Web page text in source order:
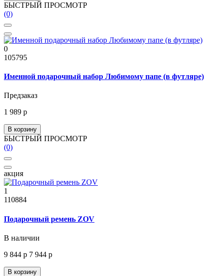
БЫСТРЫЙ ПРОСМОТР
(0)
0
105795
Именной подарочный набор Любимому папе (в футляре)
Предзаказ
1 989 р
В корзину
БЫСТРЫЙ ПРОСМОТР
(0)
акция
1
110884
Подарочный ремень ZOV
В наличии
9 844 р 7 944 р
В корзину